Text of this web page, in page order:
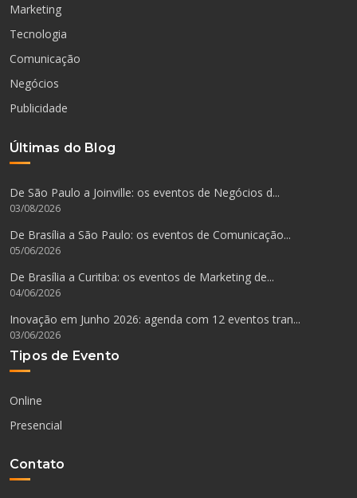
Marketing
Tecnologia
Comunicação
Negócios
Publicidade
Últimas do Blog
De São Paulo a Joinville: os eventos de Negócios d...
03/08/2026
De Brasília a São Paulo: os eventos de Comunicação...
05/06/2026
De Brasília a Curitiba: os eventos de Marketing de...
04/06/2026
Inovação em Junho 2026: agenda com 12 eventos tran...
03/06/2026
Tipos de Evento
Online
Presencial
Contato